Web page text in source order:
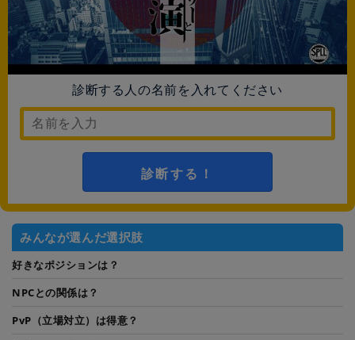
診断する人の名前を入れてください
診断する！
みんなが選んだ選択肢
好きなポジションは？
NPCとの関係は？
PvP（立場対立）は得意？